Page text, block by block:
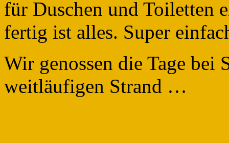
für Duschen und Toiletten
fertig ist alles. Super
Wir genossen die Tage bei
weitläufigen Strand …